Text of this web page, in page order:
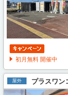
初月無料 開催中
屋外 プラスワン